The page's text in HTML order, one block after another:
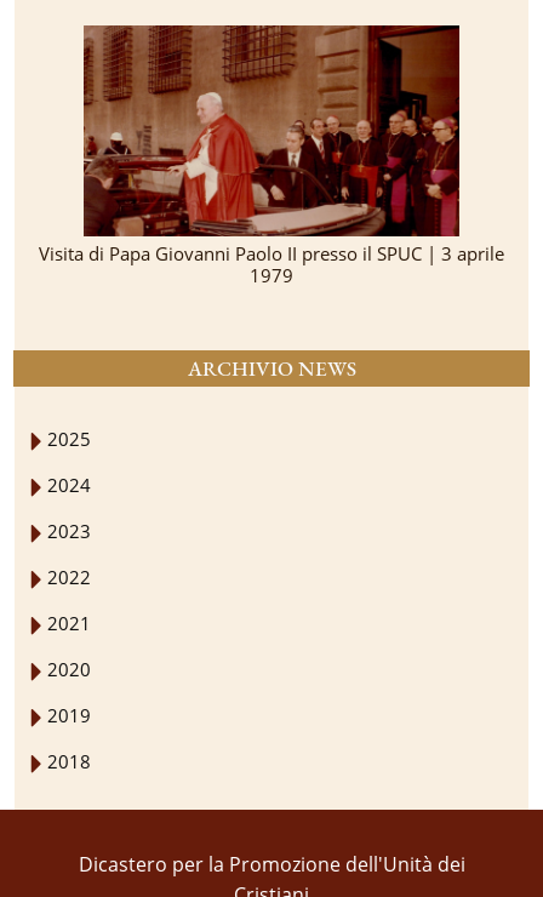
Visita di Papa Giovanni Paolo II presso il SPUC | 3 aprile
1979
ARCHIVIO NEWS
2025
2024
2023
2022
2021
2020
2019
2018
Dicastero per la Promozione dell'Unità dei